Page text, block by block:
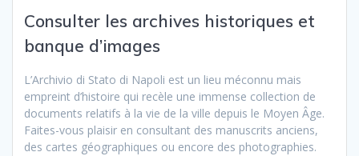
Consulter les archives historiques et
banque d’images
L’Archivio di Stato di Napoli est un lieu méconnu mais
empreint d’histoire qui recèle une immense collection de
documents relatifs à la vie de la ville depuis le Moyen Âge.
Faites-vous plaisir en consultant des manuscrits anciens,
des cartes géographiques ou encore des photographies.